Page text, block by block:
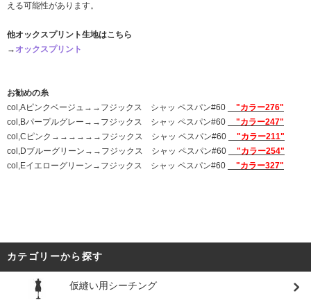
える可能性があります。
他オックスプリント生地はこちら
→ オックスプリント
お勧めの糸
col,Aピンクベージュ→→フジックス シャッ ペスパン#60
"カラー276"
col,Bパープルグレー→→フジックス シャッ ペスパン#60
"カラー247"
col,Cピンク→→→→→→フジックス シャッ ペスパン#60
"カラー211"
col,Dブルーグリーン→→フジックス シャッ ペスパン#60
"カラー254"
col,Eイエローグリーン→フジックス シャッ ペスパン#60
"カラー327"
カテゴリーから探す
仮縫い用シーチング